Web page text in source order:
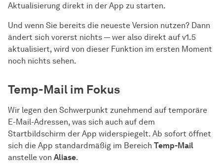
Aktualisierung direkt in der App zu starten.
Und wenn Sie bereits die neueste Version nutzen? Dann
ändert sich vorerst nichts — wer also direkt auf v1.5
aktualisiert, wird von dieser Funktion im ersten Moment
noch nichts sehen.
Temp-Mail im Fokus
Wir legen den Schwerpunkt zunehmend auf temporäre
E-Mail-Adressen, was sich auch auf dem
Startbildschirm der App widerspiegelt. Ab sofort öffnet
sich die App standardmäßig im Bereich Temp-Mail
anstelle von Aliase.